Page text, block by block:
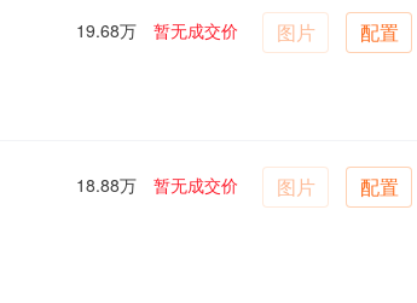
19.68万 暂无成交价 图片 配置
18.88万 暂无成交价 图片 配置